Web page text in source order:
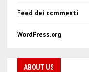
Feed dei commenti
WordPress.org
ABOUT US